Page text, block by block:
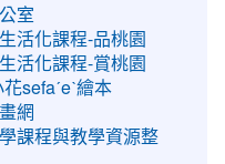
室
活化課程-品桃園
活化課程-賞桃園
sefaˊeˋ繪本
網
課程與教學資源整